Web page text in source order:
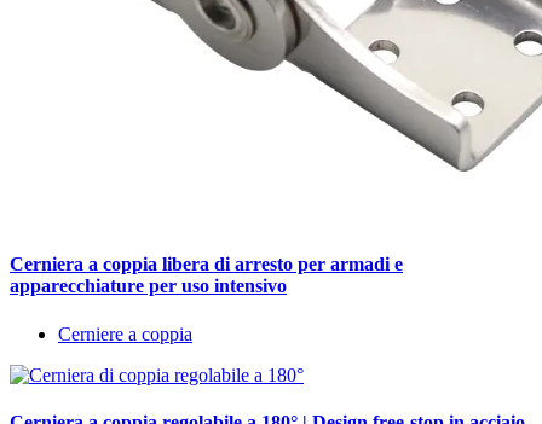
Cerniera a coppia libera di arresto per armadi e
apparecchiature per uso intensivo
Cerniere a coppia